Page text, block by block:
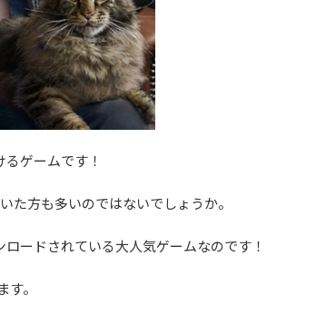
ゲームです！
た方も多いのではないでしょうか。
ードされている大人気ゲームなのです！
。